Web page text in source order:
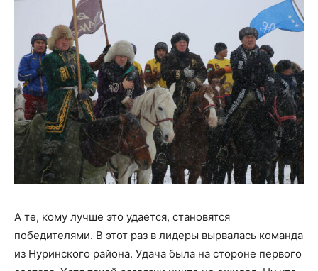
А те, кому лучше это удается, становятся
победителями. В этот раз в лидеры вырвалась команда
из Нуринского района. Удача была на стороне первого